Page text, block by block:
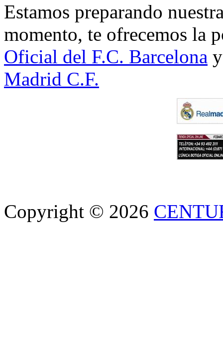
Estamos preparando
momento, te ofrecemos la
Oficial del F.C. Barcelona
Madrid C.F.
Copyright © 2026